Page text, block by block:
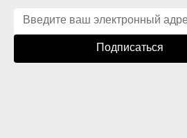
Подписаться